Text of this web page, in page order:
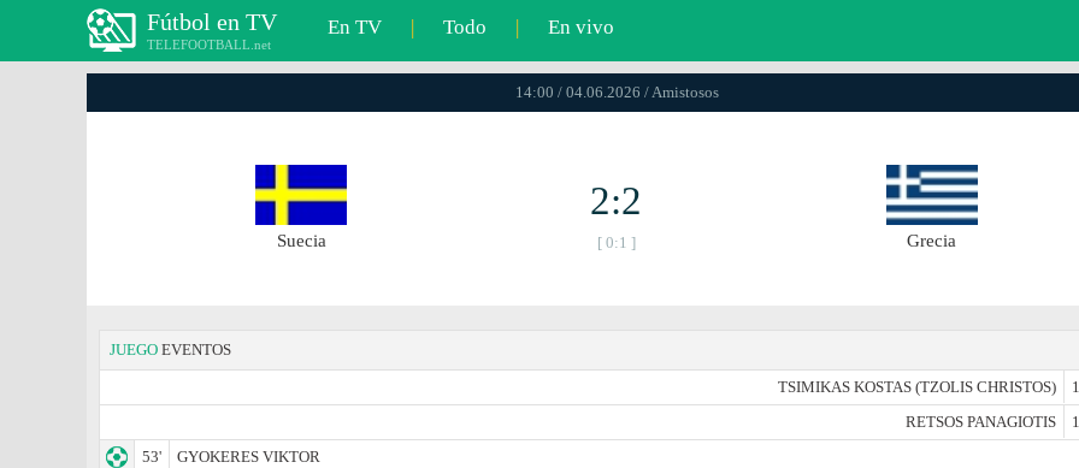
Fútbol en TV
TELEFOOTBALL.net
En TV | Todo | En vivo
14:00 / 04.06.2026 / Amistosos
Suecia
2:2
[ 0:1 ] Grecia
JUEGO EVENTOS
TSIMIKAS KOSTAS (TZOLIS CHRISTOS)
RETSOS PANAGIOTIS
53'
GYOKERES VIKTOR